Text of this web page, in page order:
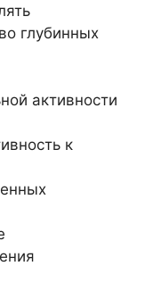
глубинных
активности
к